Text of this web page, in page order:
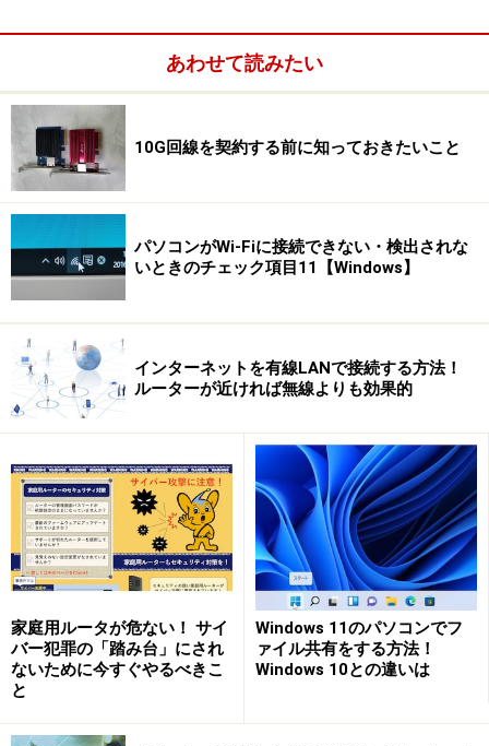
次ページ
※記事内容は執筆時点のものです。最新の内容をご確認くださ
あわせて読みたい
10G回線を契約する前に知っておきたいこと
パソコンがWi-Fiに接続できない・検出されな
いときのチェック項目11【Windows】
インターネットを有線LANで接続する方法！
ルーターが近ければ無線よりも効果的
家庭用ルータが危ない！ サイ
バー犯罪の「踏み台」にされ
ないために今すぐやるべきこ
と
Windows 11のパソコンでフ
ァイル共有をする方法！
Windows 10との違いは